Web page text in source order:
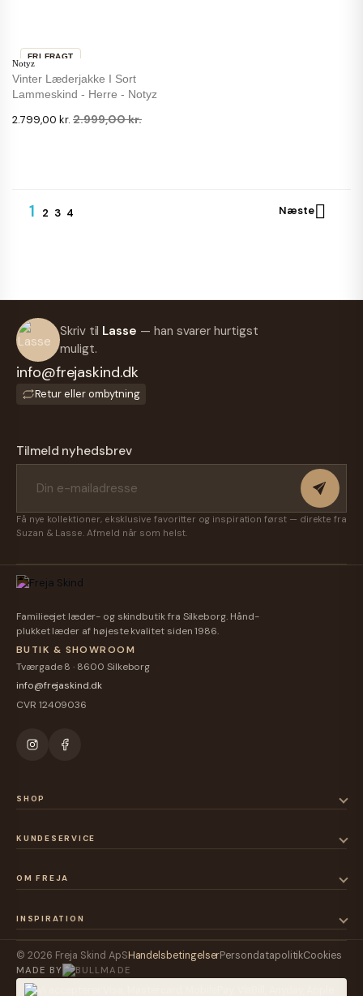
Notyz
Vinter Læderjakke I Sort
Lammeskind - Herre - Notyz
2.799,00 kr. 2.999,00 kr.
FRI FRAGT
1 2 3 4 Næste
Skriv til Lasse — han svarer hurtigst
muligt.
info@frejaskind.dk
Retur eller ombytning
Tilmeld nyhedsbrev
Få nye kollektioner, eksklusive favoritter og inspiration først — direkte fra
Suzan & Lasse. Afmeld når som helst.
Familieejet læder- og skindbutik fra Silkeborg. Hånd-
plukket læder af højeste kvalitet siden 1986.
BUTIK & SHOWROOM
Tværgade 8 · 8600 Silkeborg
info@frejaskind.dk
CVR 12409036
SHOP
KUNDESERVICE
OM FREJA
INSPIRATION
© 2026 Freja Skind ApSHandelsbetingelserPersondatapolitikCookies
MADE BY